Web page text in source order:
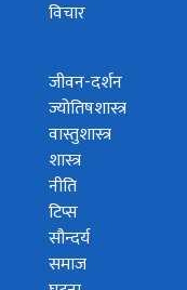
विचार
जीवन-दर्शन
ज्योतिषशास्त्र
वास्तुशास्त्र
शास्त्र
नीति
टिप्स
सौन्दर्य
समाज